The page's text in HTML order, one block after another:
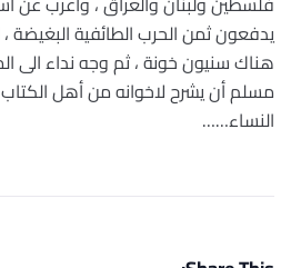
يدفعون ثمن الحرب الطائفية البغيضة
هناك سنيون خونة ، ثم وجه نداء الى
مسلم أن يشرح لاخوانه من أهل
النساء……